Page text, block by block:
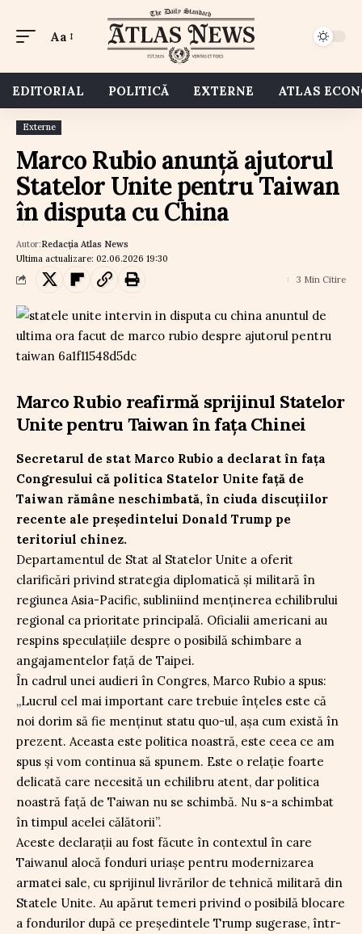
Aa
EDITORIAL POLITICĂ EXTERNE ATLAS
Externe
Marco Rubio anunță ajutorul
Statelor Unite pentru Taiwan
în disputa cu China
Ultima actualizare: 02.06.2026 19:30
Autor:Redacția Atlas News
3 Min Citire
Marco Rubio reafirmă sprijinul Statelor
Unite pentru Taiwan în fața Chinei
Secretarul de stat Marco Rubio a declarat în fața
Congresului că politica Statelor Unite față de
Taiwan rămâne neschimbată, în ciuda discuțiilor
recente ale președintelui Donald Trump pe
teritoriul chinez.
Departamentul de Stat al Statelor Unite a oferit
clarificări privind strategia diplomatică și militară în
regiunea Asia-Pacific, subliniind menținerea echilibrului
regional ca prioritate principală. Oficialii americani au
respins speculațiile despre o posibilă schimbare a
angajamentelor față de Taipei.
În cadrul unei audieri în Congres, Marco Rubio a spus:
„Lucrul cel mai important care trebuie înțeles este că
noi dorim să fie menținut statu quo-ul, așa cum există în
prezent. Aceasta este politica noastră, este ceea ce am
spus și vom continua să spunem. Este o relație foarte
delicată care necesită un echilibru atent, dar politica
noastră față de Taiwan nu se schimbă. Nu s-a schimbat
în timpul acelei călătorii”.
Aceste declarații au fost făcute în contextul în care
Taiwanul alocă fonduri uriașe pentru modernizarea
armatei sale, cu sprijinul livrărilor de tehnică militară din
Statele Unite. Au apărut temeri privind o posibilă blocare
a fondurilor după ce președintele Trump sugerase, într-